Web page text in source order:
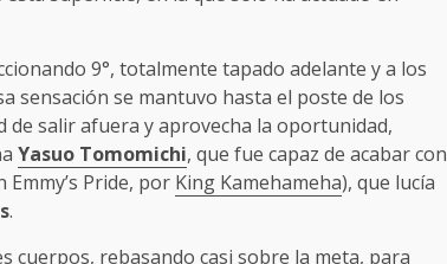
9°, totalmente tapado adelante y a los
sensación se mantuvo hasta el poste de los
de salir afuera y aprovecha la oportunidad,
Yasuo Tomomichi, que fue capaz de acabar con
Emmy’s Pride, por King Kamehameha), que lucía
.
cuerpos, rebasando casi sobre la meta, para